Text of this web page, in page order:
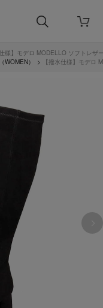
仕様】モデロ MODELLO ソフトレ
WOMEN） > 【撥水仕様】モデ